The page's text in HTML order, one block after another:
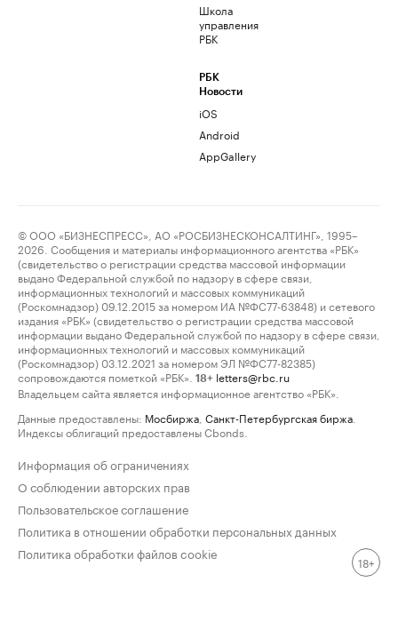
Школа
управления
РБК
РБК
Новости
iOS
Android
AppGallery
© ООО «БИЗНЕСПРЕСС», АО «РОСБИЗНЕСКОНСАЛТИНГ», 1995–
2026. Сообщения и материалы информационного агентства «РБК»
(свидетельство о регистрации средства массовой информации
выдано Федеральной службой по надзору в сфере связи,
информационных технологий и массовых коммуникаций
(Роскомнадзор) 09.12.2015 за номером ИА №ФС77-63848) и сетевого
издания «РБК» (свидетельство о регистрации средства массовой
информации выдано Федеральной службой по надзору в сфере связи,
информационных технологий и массовых коммуникаций
(Роскомнадзор) 03.12.2021 за номером ЭЛ №ФС77-82385)
сопровождаются пометкой «РБК».
18+ letters@rbc.ru
Владельцем сайта является информационное агентство «РБК».
Данные предоставлены: Мосбиржа Санкт-Петербургская биржа
Индексы облигаций предоставлены Cbonds.
Информация об ограничениях
О соблюдении авторских прав
Пользовательское соглашение
Политика в отношении обработки персональных данных
Политика обработки файлов cookie
18+